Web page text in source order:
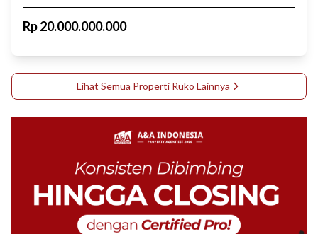
Rp20.000.000.000
Lihat Semua Properti Ruko Lainnya